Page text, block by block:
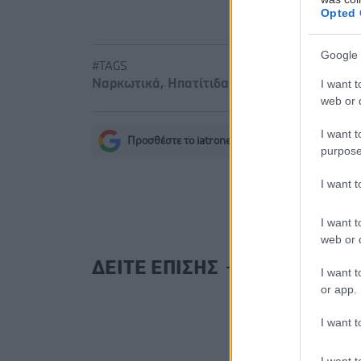
Opted
Google
I want
web or
I want
I want
I want
web or
I want
or app.
I want
#TAGS
Ναρκωτικά, Ηπατίτιδα Γ
Προσθέστε το iatronet.gr στο Discover
ΔΕΙΤΕ ΕΠΙΣΗΣ